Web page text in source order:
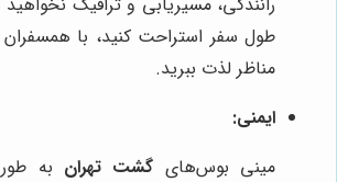
طول سفر استراحت کنید، با
مناظر لذت ببرید.
ایمنی:
مینی بوس‌های گشت تهران به